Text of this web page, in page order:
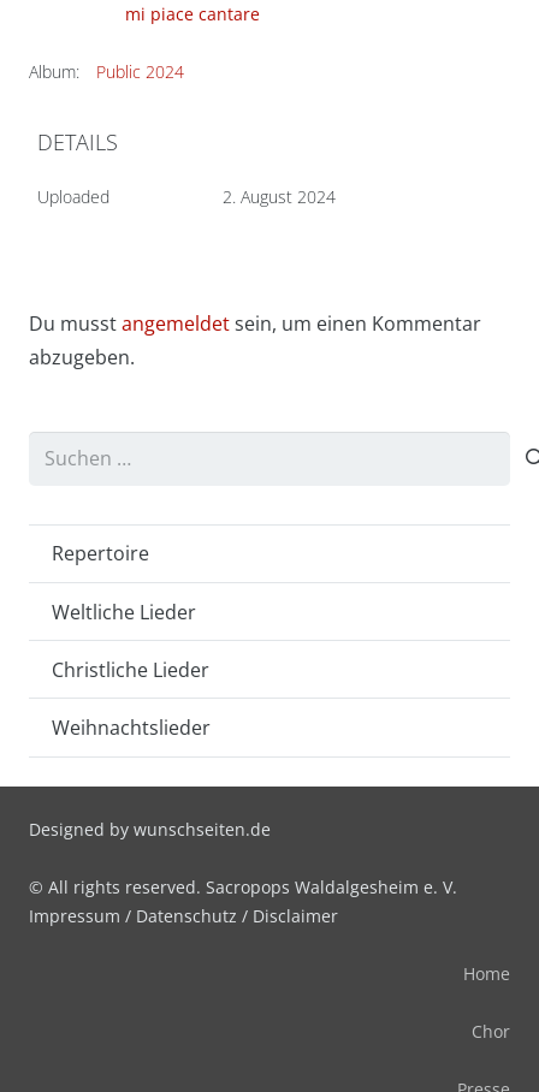
mi piace cantare
Album: Public 2024
DETAILS
Uploaded 2. August 2024
Du musstangemeldetsein, um einen Kommentar
abzugeben.
Suchen
Repertoire
Weltliche Lieder
Christliche Lieder
Weihnachtslieder
Designed by wunschseiten.de
© All rights reserved. Sacropops Waldalgesheim e. V.
Impressum / Datenschutz / Disclaimer
Home
Chor